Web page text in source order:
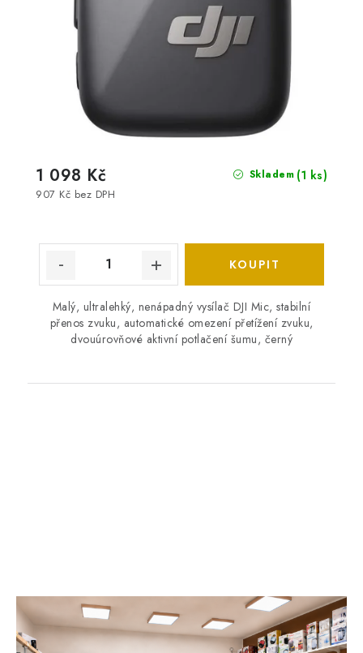
Skladem (1 ks)
907 Kč bez DPH
1 098 Kč
Malý, ultralehký, nenápadný vysílač DJI Mic, stabilní
přenos zvuku, automatické omezení přetížení zvuku,
dvouúrovňové aktivní potlačení šumu, černý